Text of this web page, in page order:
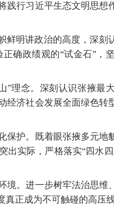
行习近平生态文明思想
鲜明讲政治的高度，深刻
确政绩观的“试金石”，
理念。深刻认识张掖最
济社会发展全面绿色转
护。既着眼张掖多元地
实际，严格落实“四水
。进一步树牢法治思维
正成为不可触碰的高压线